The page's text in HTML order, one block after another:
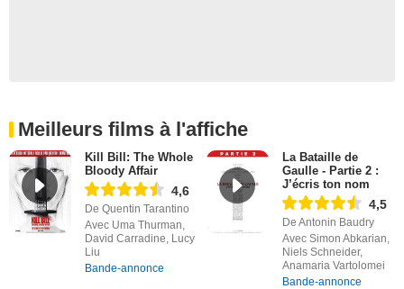
Meilleurs films à l'affiche
Kill Bill: The Whole
Bloody Affair
4,6
De Quentin Tarantino
Avec Uma Thurman,
David Carradine, Lucy
Liu
Bande-annonce
La Bataille de
Gaulle - Partie 2 :
J’écris ton nom
4,5
De Antonin Baudry
Avec Simon Abkarian,
Niels Schneider,
Anamaria Vartolomei
Bande-annonce